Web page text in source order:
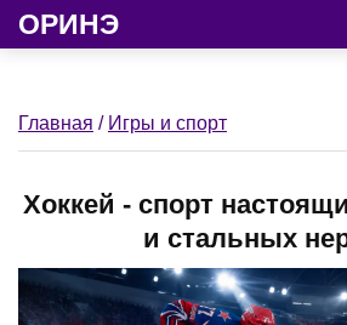
ОРИНЭ
Главная / Игры и спорт
Хоккей - спорт
и стальных